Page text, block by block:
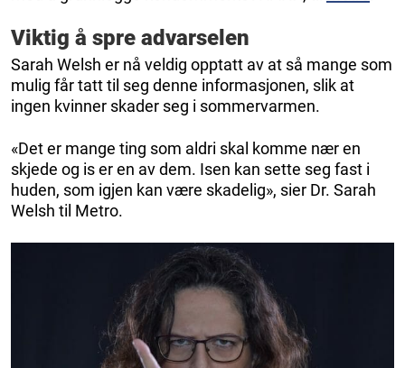
Viktig å spre advarselen
Sarah Welsh er nå veldig opptatt av at så mange som
mulig får tatt til seg denne informasjonen, slik at
ingen kvinner skader seg i sommervarmen.
«Det er mange ting som aldri skal komme nær en
skjede og is er en av dem. Isen kan sette seg fast i
huden, som igjen kan være skadelig», sier Dr. Sarah
Welsh til Metro.